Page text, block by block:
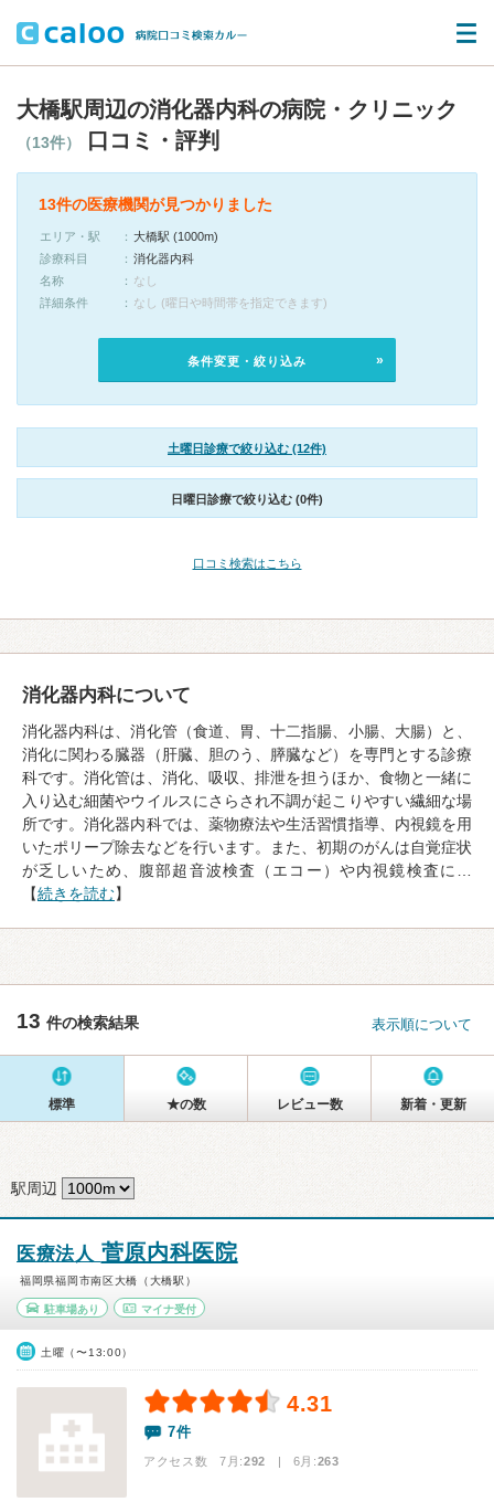
大橋駅周辺の消化器内科の病院・クリニック
（13件） 口コミ・評判
13件の医療機関が見つかりました
エリア・駅
大橋駅 (1000m)
診療科目
消化器内科
名称
なし
詳細条件
なし (曜日や時間帯を指定できます)
条件変更・絞り込み
土曜日診療で絞り込む (12件)
日曜日診療で絞り込む (0件)
口コミ検索はこちら
消化器内科について
消化器内科は、消化管（食道、胃、十二指腸、小腸、大腸）と、
消化に関わる臓器（肝臓、胆のう、膵臓など）を専門とする診療
科です。消化管は、消化、吸収、排泄を担うほか、食物と一緒に
入り込む細菌やウイルスにさらされ不調が起こりやすい繊細な場
所です。消化器内科では、薬物療法や生活習慣指導、内視鏡を用
いたポリープ除去などを行います。また、初期のがんは自覚症状
が乏しいため、腹部超音波検査（エコー）や内視鏡検査に…
【続きを読む】
13 件の検索結果 表示順について
標準 ★の数 レビュー数 新着・更新
駅周辺
医療法人 菅原内科医院
福岡県福岡市南区大橋（大橋駅）
駐車場あり マイナ受付
土曜（〜13:00）
4.31
7件
アクセス数 7月:292 | 6月:263